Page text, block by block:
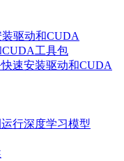
驱动和CUDA
工具包
速安装驱动和CUDA
行深度学习模型